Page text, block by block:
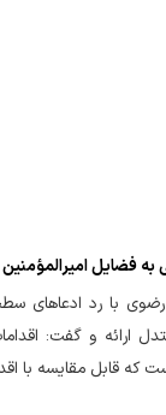
به فضایل
با رد ادعاهای
ارائه و گفت:
که قابل مقایسه با